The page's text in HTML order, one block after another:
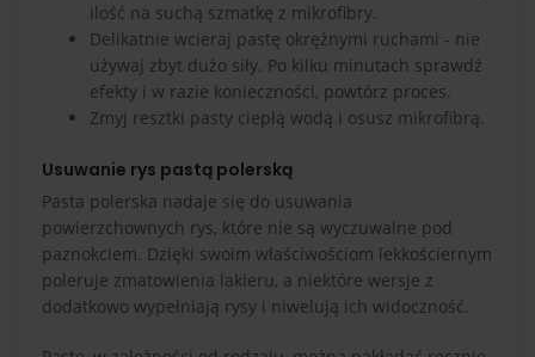
ilość na suchą szmatkę z mikrofibry.
Delikatnie wcieraj pastę okrężnymi ruchami - nie
używaj zbyt dużo siły. Po kilku minutach sprawdź
efekty i w razie konieczności, powtórz proces.
Zmyj resztki pasty ciepłą wodą i osusz mikrofibrą.
Usuwanie rys pastą polerską
Pasta polerska nadaje się do usuwania
powierzchownych rys, które nie są wyczuwalne pod
paznokciem. Dzięki swoim właściwościom lekkościernym
poleruje zmatowienia lakieru, a niektóre wersje z
dodatkowo wypełniają rysy i niwelują ich widoczność.